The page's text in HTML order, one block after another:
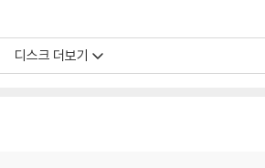
디스크 더보기